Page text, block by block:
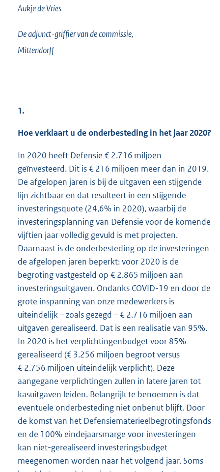
Aukje deVries
De adjunct-griffier van de commissie,
Mittendorff
1.
Hoe verklaart u de onderbesteding in het jaar 2020?
In 2020 heeft Defensie € 2.716 miljoen
geïnvesteerd. Dit is € 216 miljoen meer dan in 2019.
De afgelopen jaren is bij de uitgaven een stijgende
lijn zichtbaar en dat resulteert in een stijgende
investeringsquote (24,6% in 2020), waarbij de
investeringsplanning van Defensie voor de komende
vijftien jaar volledig gevuld is met projecten.
Daarnaast is de onderbesteding op de investeringen
de afgelopen jaren beperkt: voor 2020 is de
begroting vastgesteld op € 2.865 miljoen aan
investeringsuitgaven. Ondanks COVID-19 en door de
grote inspanning van onze medewerkers is
uiteindelijk – zoals gezegd – € 2.716 miljoen aan
uitgaven gerealiseerd. Dat is een realisatie van 95%.
In 2020 is het verplichtingenbudget voor 85%
gerealiseerd (€ 3.256 miljoen begroot versus
€ 2.756 miljoen uiteindelijk verplicht). Deze
aangegane verplichtingen zullen in latere jaren tot
kasuitgaven leiden. Belangrijk te benoemen is dat
eventuele onderbesteding niet onbenut blijft. Door
de komst van het Defensiematerieelbegrotingsfonds
en de 100% eindejaarsmarge voor investeringen
kan niet-gerealiseerd investeringsbudget
meegenomen worden naar het volgend jaar. Soms